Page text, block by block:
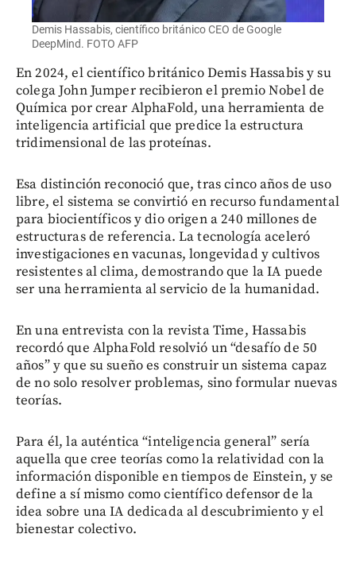
Demis Hassabis, científico británico CEO de Google
DeepMind. FOTO AFP
En 2024, el científico británico Demis Hassabis y su
colega John Jumper recibieron el premio Nobel de
Química por crear AlphaFold, una herramienta de
inteligencia artificial que predice la estructura
tridimensional de las proteínas.
Esa distinción reconoció que, tras cinco años de uso
libre, el sistema se convirtió en recurso fundamental
para biocientíficos y dio origen a 240 millones de
estructuras de referencia. La tecnología aceleró
investigaciones en vacunas, longevidad y cultivos
resistentes al clima, demostrando que la IA puede
ser una herramienta al servicio de la humanidad.
En una entrevista con la revista Time, Hassabis
recordó que AlphaFold resolvió un “desafío de 50
años” y que su sueño es construir un sistema capaz
de no solo resolver problemas, sino formular nuevas
teorías.
Para él, la auténtica “inteligencia general” sería
aquella que cree teorías como la relatividad con la
información disponible en tiempos de Einstein, y se
define a sí mismo como científico defensor de la
idea sobre una IA dedicada al descubrimiento y el
bienestar colectivo.